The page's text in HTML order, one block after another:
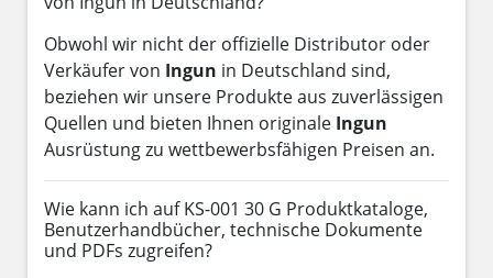
Obwohl wir nicht der offizielle Distributor oder
Verkäufer von Ingun in Deutschland sind,
beziehen wir unsere Produkte aus zuverlässigen
Quellen und bieten Ihnen originale Ingun
Ausrüstung zu wettbewerbsfähigen Preisen an.
Wie kann ich auf KS-001 30 G Produktkataloge,
Benutzerhandbücher, technische Dokumente
und PDFs zugreifen?